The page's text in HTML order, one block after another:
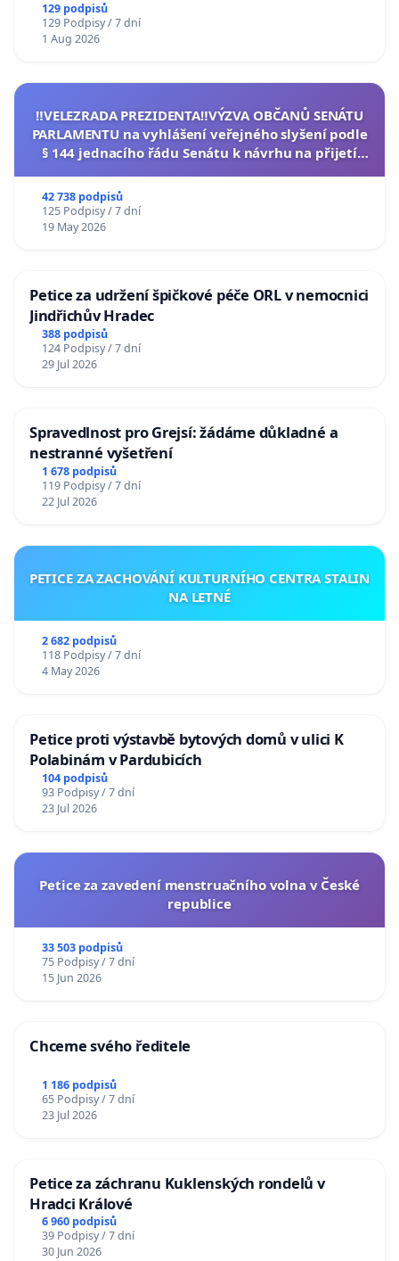
129 podpisů
129 Podpisy / 7 dní
1 Aug 2026
‼️VELEZRADA PREZIDENTA‼️VÝZVA OBČANŮ SENÁTU
PARLAMENTU na vyhlášení veřejného slyšení podle
§ 144 jednacího řádu Senátu k návrhu na přijetí
42 738 podpisů
125 Podpisy / 7 dní
19 May 2026
Petice za udržení špičkové péče ORL v nemocnici
Jindřichův Hradec
388 podpisů
124 Podpisy / 7 dní
29 Jul 2026
Spravedlnost pro Grejsí: žádáme důkladné a
nestranné vyšetření
1 678 podpisů
119 Podpisy / 7 dní
22 Jul 2026
PETICE ZA ZACHOVÁNÍ KULTURNÍHO CENTRA STALIN
NA LETNÉ
2 682 podpisů
118 Podpisy / 7 dní
4 May 2026
Petice proti výstavbě bytových domů v ulici K
Polabinám v Pardubicích
104 podpisů
93 Podpisy / 7 dní
23 Jul 2026
Petice za zavedení menstruačního volna v České
republice
33 503 podpisů
75 Podpisy / 7 dní
15 Jun 2026
Chceme svého ředitele
1 186 podpisů
65 Podpisy / 7 dní
23 Jul 2026
Petice za záchranu Kuklenských rondelů v
Hradci Králové
6 960 podpisů
39 Podpisy / 7 dní
30 Jun 2026